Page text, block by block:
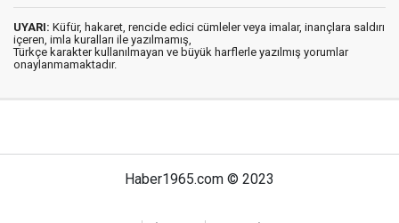
UYARI: Küfür, hakaret, rencide edici cümleler veya imalar, inançlara saldırı
içeren, imla kuralları ile yazılmamış,
Türkçe karakter kullanılmayan ve büyük harflerle yazılmış yorumlar
onaylanmamaktadır.
Haber1965.com © 2023